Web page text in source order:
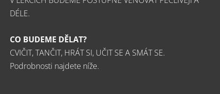
DÉLE.
CO BUDEME DĚLAT?
CVIČIT, TANČIT, HRÁT SI, UČIT SE A SMÁT SE.
Podrobnosti najdete níže.